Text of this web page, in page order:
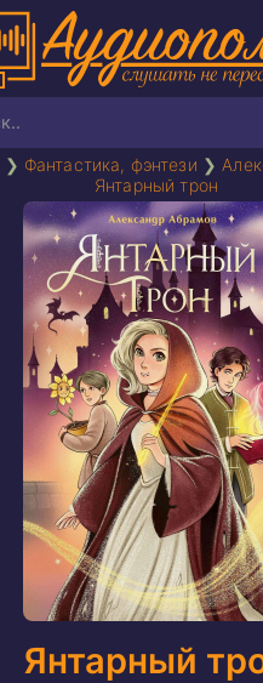
❯ Фантастика, фэнтези ❯
Янтарный трон
Янтарный